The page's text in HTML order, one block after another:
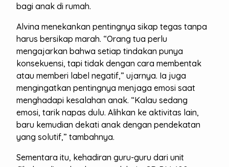
bagi anak di rumah.
Alvina menekankan pentingnya sikap tegas tanpa
harus bersikap marah. “Orang tua perlu
mengajarkan bahwa setiap tindakan punya
konsekuensi, tapi tidak dengan cara membentak
atau memberi label negatif,” ujarnya. Ia juga
mengingatkan pentingnya menjaga emosi saat
menghadapi kesalahan anak. “Kalau sedang
emosi, tarik napas dulu. Alihkan ke aktivitas lain,
baru kemudian dekati anak dengan pendekatan
yang solutif,” tambahnya.
Sementara itu, kehadiran guru-guru dari unit